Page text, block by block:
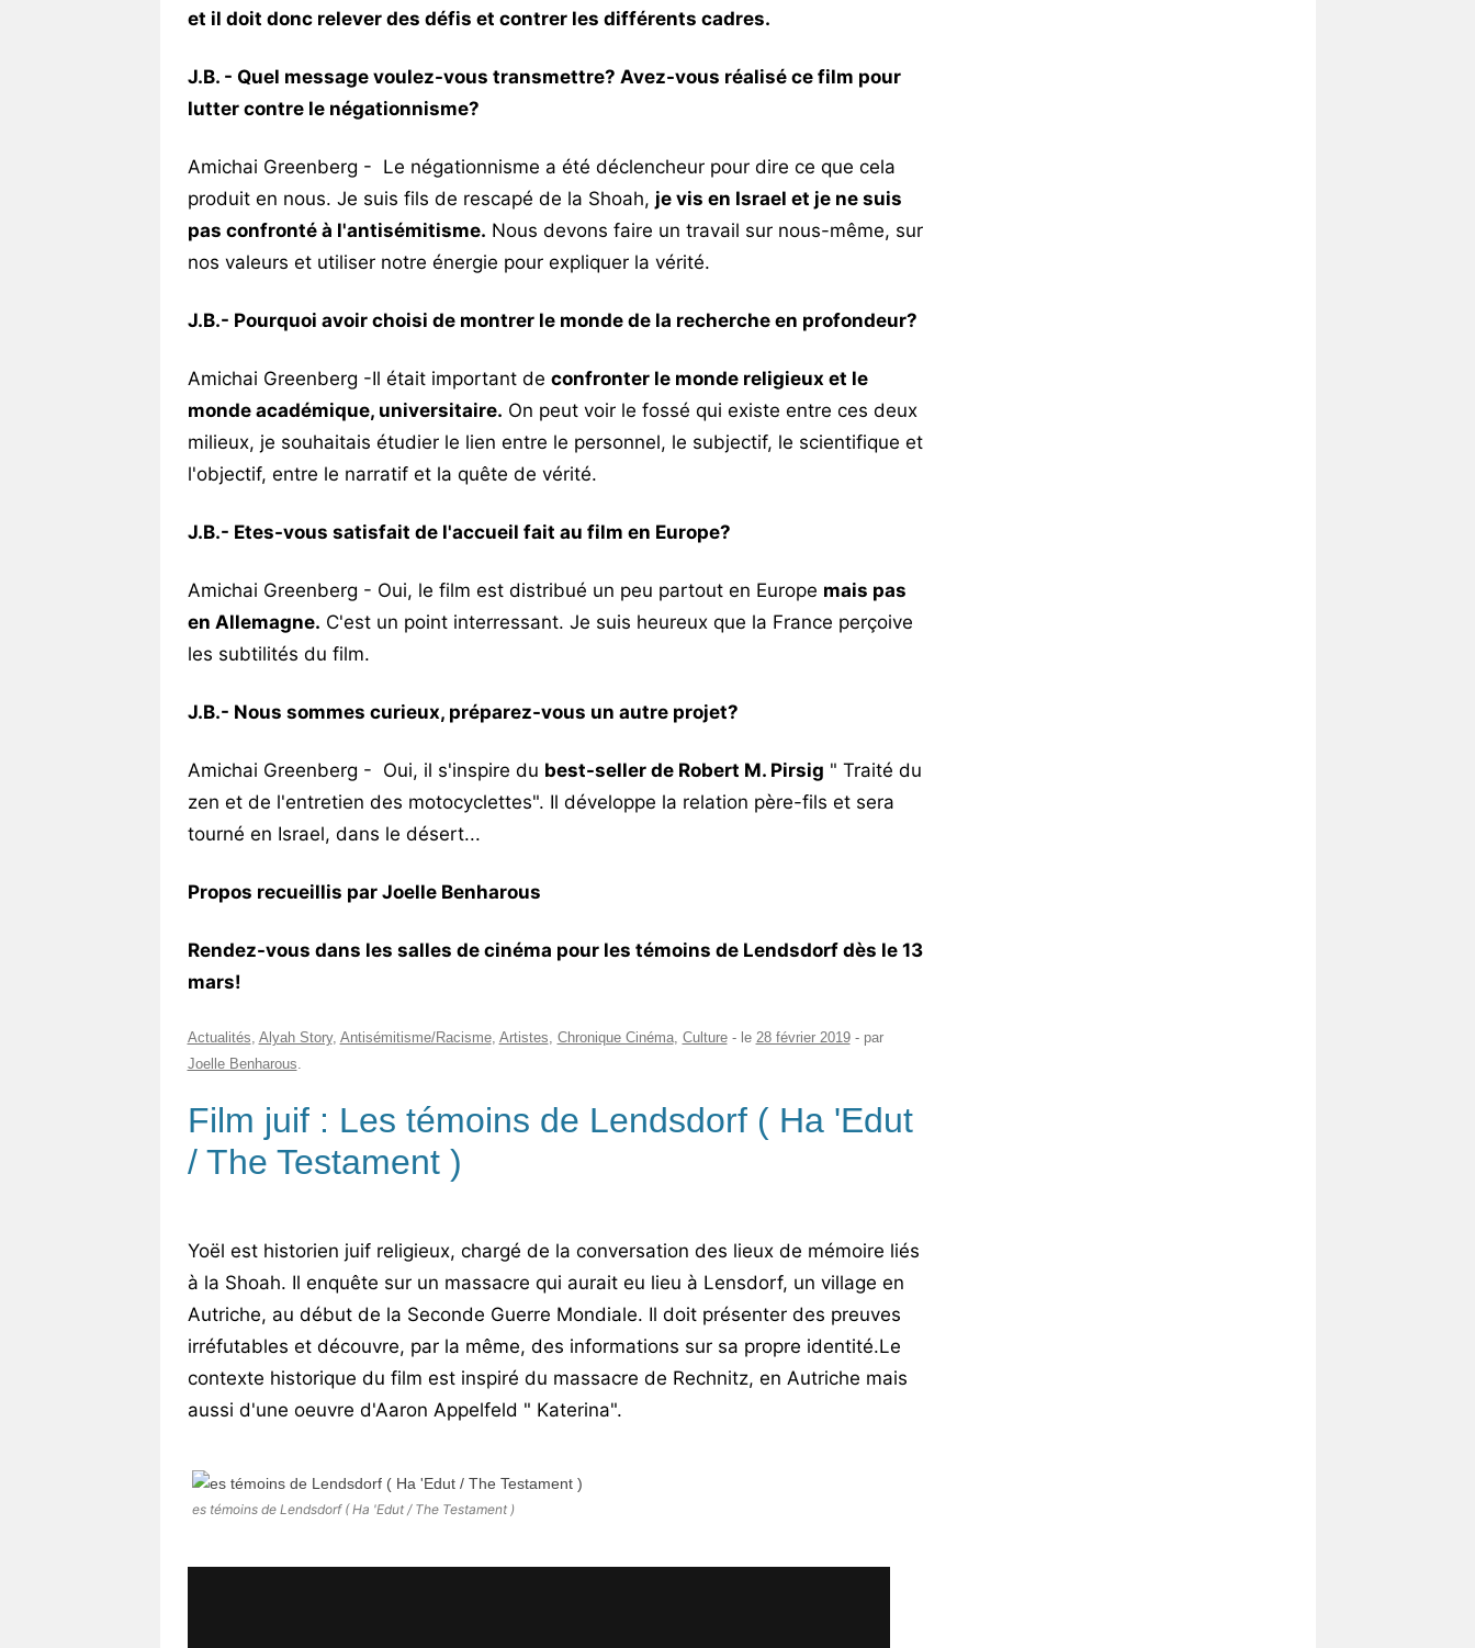
et il doit donc relever des défis et contrer les différents cadres.
J.B. - Quel message voulez-vous transmettre? Avez-vous réalisé ce film pour
lutter contre le négationnisme?
Amichai Greenberg - Le négationnisme a été déclencheur pour dire ce que cela
produit en nous. Je suis fils de rescapé de la Shoah, je vis en Israel et je ne suis
pas confronté à l'antisémitisme. Nous devons faire un travail sur nous-même, sur
nos valeurs et utiliser notre énergie pour expliquer la vérité.
J.B.- Pourquoi avoir choisi de montrer le monde de la recherche en profondeur?
Amichai Greenberg -Il était important de confronter le monde religieux et le
monde académique, universitaire. On peut voir le fossé qui existe entre ces deux
milieux, je souhaitais étudier le lien entre le personnel, le subjectif, le scientifique et
l'objectif, entre le narratif et la quête de vérité.
J.B.- Etes-vous satisfait de l'accueil fait au film en Europe?
Amichai Greenberg - Oui, le film est distribué un peu partout en Europe mais pas
en Allemagne. C'est un point interressant. Je suis heureux que la France perçoive
les subtilités du film.
J.B.- Nous sommes curieux, préparez-vous un autre projet?
Amichai Greenberg - Oui, il s'inspire du best-seller de Robert M. Pirsig " Traité du
zen et de l'entretien des motocyclettes". Il développe la relation père-fils et sera
tourné en Israel, dans le désert...
Propos recueillis par Joelle Benharous
Rendez-vous dans les salles de cinéma pour les témoins de Lendsdorf dès le 13
mars!
Actualités, Alyah Story, Antisémitisme/Racisme, Artistes, Chronique Cinéma, Culture- le 28 février 2019- par
Joelle Benharous.
Film juif : Les témoins de Lendsdorf ( Ha 'Edut
/ The Testament )
Yoël est historien juif religieux, chargé de la conversation des lieux de mémoire liés
à la Shoah. Il enquête sur un massacre qui aurait eu lieu à Lensdorf, un village en
Autriche, au début de la Seconde Guerre Mondiale. Il doit présenter des preuves
irréfutables et découvre, par la même, des informations sur sa propre identité.Le
contexte historique du film est inspiré du massacre de Rechnitz, en Autriche mais
aussi d'une oeuvre d'Aaron Appelfeld " Katerina".
es témoins de Lendsdorf ( Ha 'Edut / The Testament )